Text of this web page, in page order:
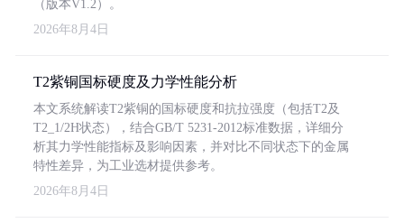
（版本V1.2）。
2026年8月4日
T2紫铜国标硬度及力学性能分析
本文系统解读T2紫铜的国标硬度和抗拉强度（包括T2及
T2_1/2H状态），结合GB/T 5231-2012标准数据，详细分
析其力学性能指标及影响因素，并对比不同状态下的金属
特性差异，为工业选材提供参考。
2026年8月4日